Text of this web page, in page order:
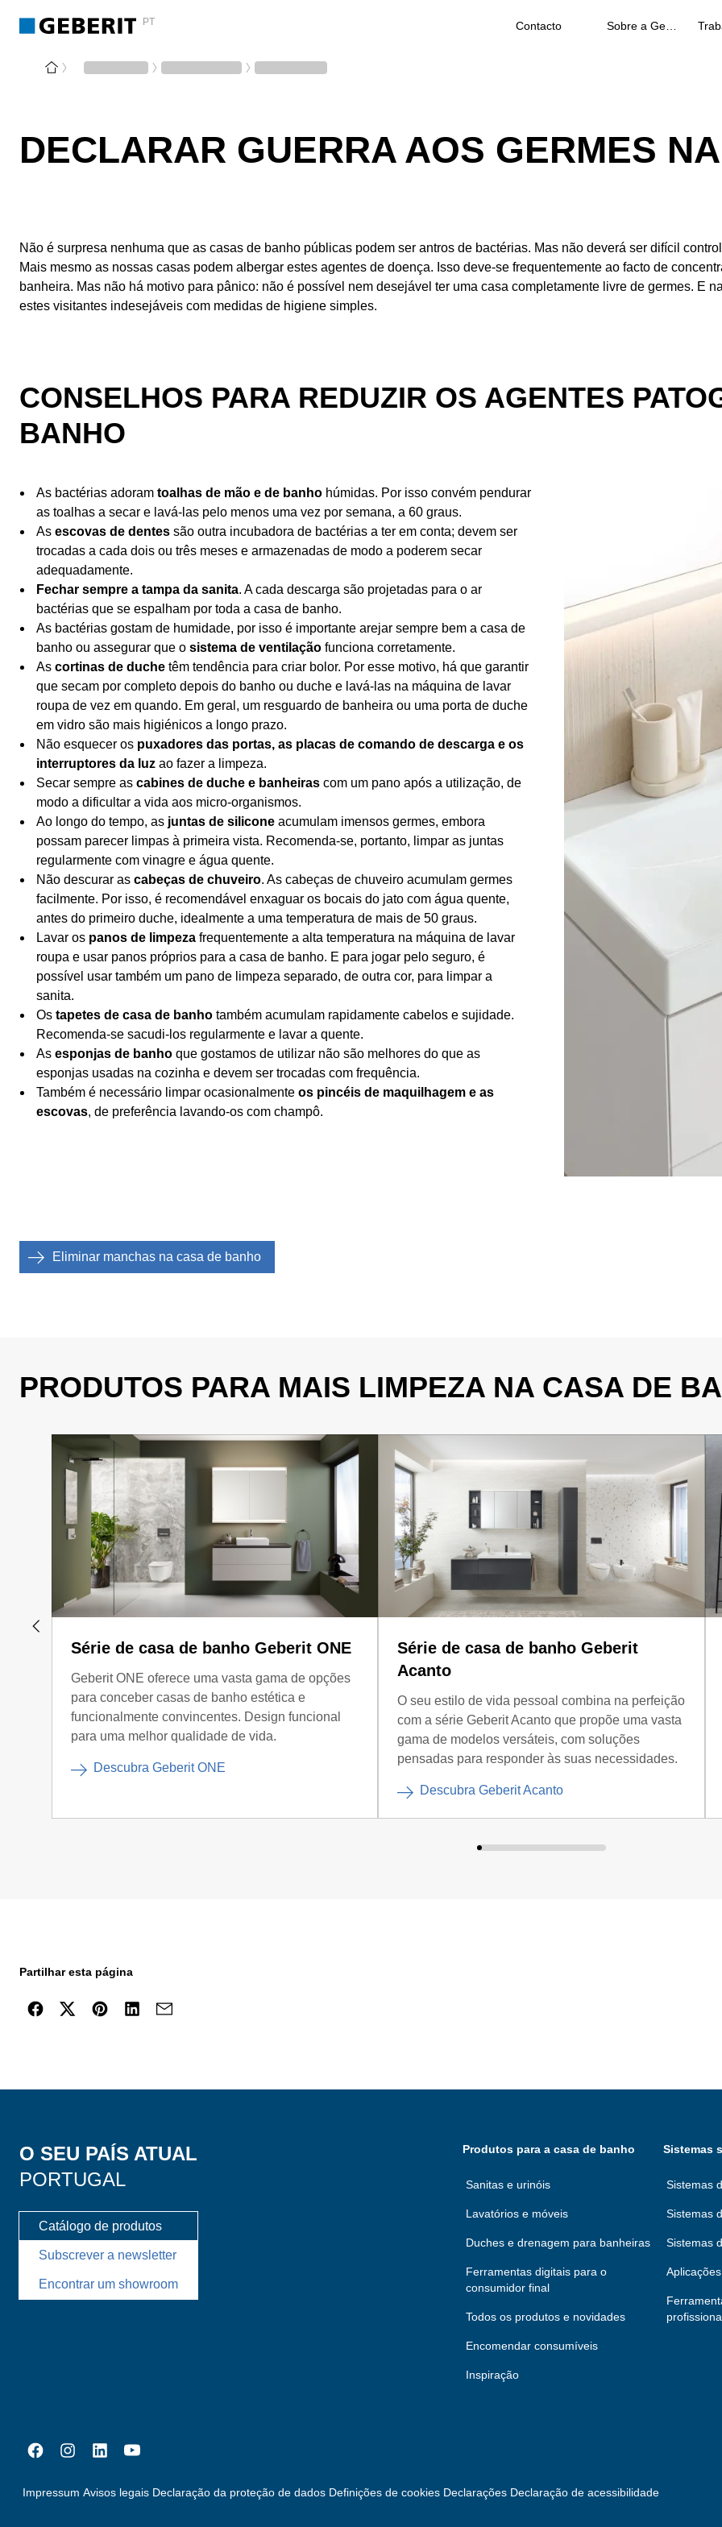
PT Contacto
DECLARAR GUERRA AOS GERMES
Não é surpresa nenhuma que as casas de banho públicas podem ser antros de bactérias. Mas não deverá ser difícil
Mais mesmo as nossas casas podem albergar estes agentes de doença. Isso deve-se frequentemente ao facto de
banheira. Mas não há motivo para pânico: não é possível nem desejável ter uma casa completamente livre de germes. E
estes visitantes indesejáveis com medidas de higiene simples.
CONSELHOS PARA REDUZIR OS AGENTES
BANHO
As bactérias adoram toalhas de mão e de banho húmidas. Por isso convém pendurar
as toalhas a secar e lavá-las pelo menos uma vez por semana, a 60 graus.
As escovas de dentes são outra incubadora de bactérias a ter em conta; devem ser
trocadas a cada dois ou três meses e armazenadas de modo a poderem secar
adequadamente.
Fechar sempre a tampa da sanita. A cada descarga são projetadas para o ar
bactérias que se espalham por toda a casa de banho.
As bactérias gostam de humidade, por isso é importante arejar sempre bem a casa de
banho ou assegurar que o sistema de ventilação funciona corretamente.
As cortinas de duche têm tendência para criar bolor. Por esse motivo, há que garantir
que secam por completo depois do banho ou duche e lavá-las na máquina de lavar
roupa de vez em quando. Em geral, um resguardo de banheira ou uma porta de duche
em vidro são mais higiénicos a longo prazo.
Não esquecer os puxadores das portas, as placas de comando de descarga e os
interruptores da luz ao fazer a limpeza.
Secar sempre as cabines de duche e banheiras com um pano após a utilização, de
modo a dificultar a vida aos micro-organismos.
Ao longo do tempo, as juntas de silicone acumulam imensos germes, embora
possam parecer limpas à primeira vista. Recomenda-se, portanto, limpar as juntas
regularmente com vinagre e água quente.
Não descurar as cabeças de chuveiro. As cabeças de chuveiro acumulam germes
facilmente. Por isso, é recomendável enxaguar os bocais do jato com água quente,
antes do primeiro duche, idealmente a uma temperatura de mais de 50 graus.
Lavar os panos de limpeza frequentemente a alta temperatura na máquina de lavar
roupa e usar panos próprios para a casa de banho. E para jogar pelo seguro, é
possível usar também um pano de limpeza separado, de outra cor, para limpar a
sanita.
Os tapetes de casa de banho também acumulam rapidamente cabelos e sujidade.
Recomenda-se sacudi-los regularmente e lavar a quente.
As esponjas de banho que gostamos de utilizar não são melhores do que as
esponjas usadas na cozinha e devem ser trocadas com frequência.
Também é necessário limpar ocasionalmente os pincéis de maquilhagem e as
escovas, de preferência lavando-os com champô.
Eliminar manchas na casa de banho
PRODUTOS PARA MAIS LIMPEZA NA CASA DE
Série de casa de banho Geberit ONE
Geberit ONE oferece uma vasta gama de opções
para conceber casas de banho estética e
funcionalmente convincentes. Design funcional
para uma melhor qualidade de vida.
Descubra Geberit ONE
Série de casa de banho Geberit
Acanto
O seu estilo de vida pessoal combina na perfeição
com a série Geberit Acanto que propõe uma vasta
gama de modelos versáteis, com soluções
pensadas para responder às suas necessidades.
Descubra Geberit Acanto
Partilhar esta página
O SEU PAÍS ATUAL
PORTUGAL
Catálogo de produtos
Subscrever a newsletter
Encontrar um showroom
Produtos para a casa de banho
Sanitas e urinóis
Lavatórios e móveis
Duches e drenagem para banheiras
Ferramentas digitais para o
consumidor final
Todos os produtos e novidades
Encomendar consumíveis
Inspiração
Sistemas
Sistemas
Sistemas
Sistemas
Impressum Avisos legais Declaração da proteção de dados Definições de cookies Declarações Declaração de acessibilidade